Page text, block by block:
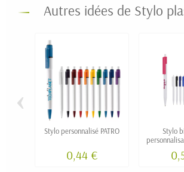
Autres idées de Stylo
Stylo personnalisé PATRO
0,44 €
Stylo
‹